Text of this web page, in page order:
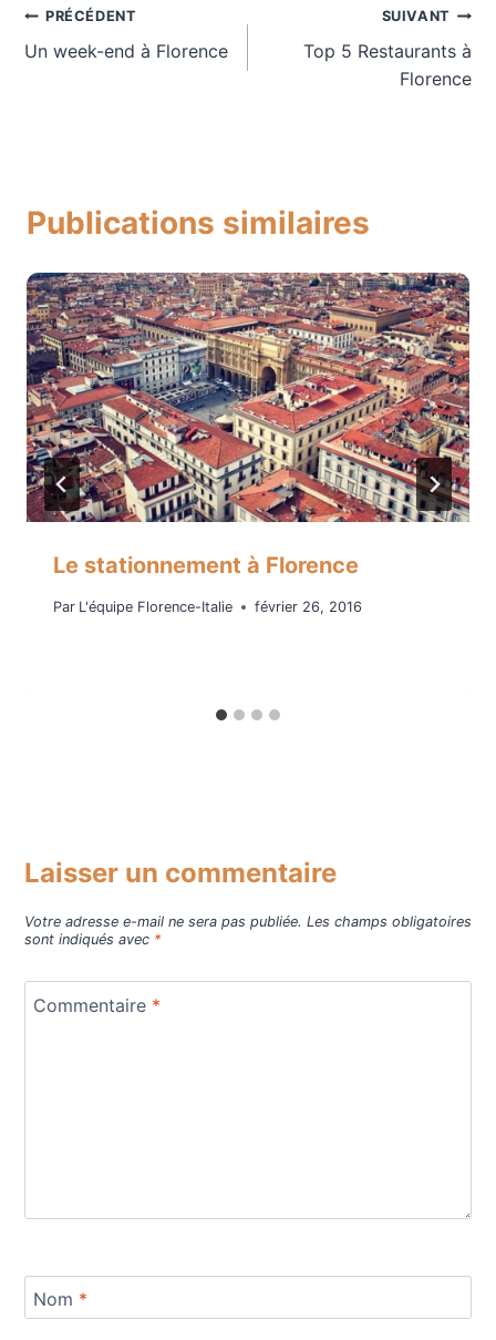
Navigation
de
PRÉCÉDENT
Un week-end à Florence
SUIVANT
Top 5 Restaurants à
Florence
Publications similaires
Le stationnement à Florence
Par L'équipe Florence-Italie février 26, 2016
Laisser un commentaire
Votre adresse e-mail ne sera pas publiée. Les champs obligatoires
sont indiqués avec *
Commentaire *
Nom *